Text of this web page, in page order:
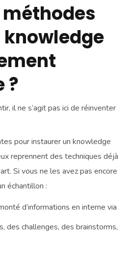
knowledge
?
il ne s’agit pas ici de réinventer
pour instaurer un knowledge
reprennent des techniques déjà
Si vous ne les avez pas encore
échantillon :
d’informations en interne via
des challenges, des brainstorms,